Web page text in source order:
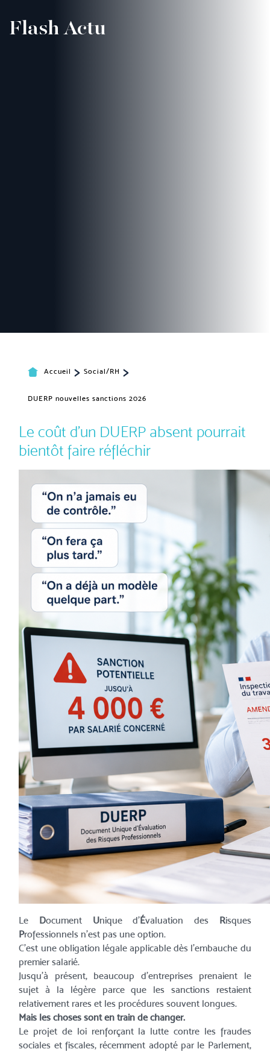
Flash Actu
Accueil > Social/RH >
DUERP nouvelles sanctions 2026
Le coût d’un DUERP absent pourrait
bientôt faire réfléchir
Le Document Unique d’Évaluation des Risques
Professionnels n’est pas une option.
C’est une obligation légale applicable dès l’embauche du
premier salarié.
Jusqu’à présent, beaucoup d’entreprises prenaient le
sujet à la légère parce que les sanctions restaient
relativement rares et les procédures souvent longues.
Mais les choses sont en train de changer.
Le projet de loi renforçant la lutte contre les fraudes
sociales et fiscales, récemment adopté par le Parlement,